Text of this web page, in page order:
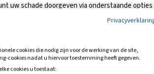
uw schade doorgeven via onderstaande
schadespecialisten gaan aan de slag
zo snel mogelijk contact met u op zodra
u ons ook altijd mailen. Vul hiervoor ons
voor meer informatie.
cookies die nodig zijn voor de werking van de site,
nadat u hiervoor toestemming heeft gegeven.
cookies u toestaat: